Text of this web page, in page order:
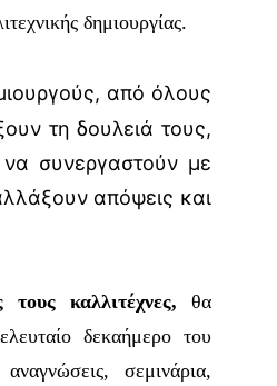
δημιουργίας.
από όλους
τη δουλειά τους,
συνεργαστούν με
απόψεις και
καλλιτέχνες, θα
δεκαήμερο του
σεμινάρια,